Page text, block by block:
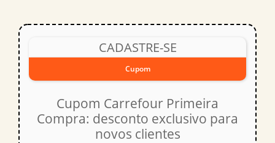
CADASTRE-SE
Cupom
Cupom Carrefour Primeira
Compra: desconto exclusivo para
novos clientes